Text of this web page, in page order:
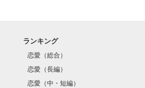
ランキング
恋愛（総合）
恋愛（長編）
恋愛（中・短編）